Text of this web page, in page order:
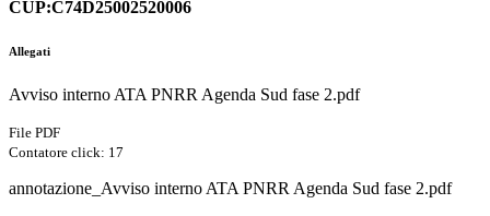
CUP:C74D25002520006
Allegati
Avviso interno ATA PNRR Agenda Sud fase 2.pdf
File PDF
Contatore click: 17
annotazione_Avviso interno ATA PNRR Agenda Sud fase 2.pdf